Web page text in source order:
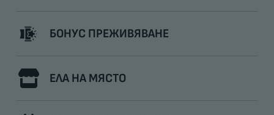
БОНУС ПРЕЖИВЯВАНЕ
ЕЛА НА МЯСТО